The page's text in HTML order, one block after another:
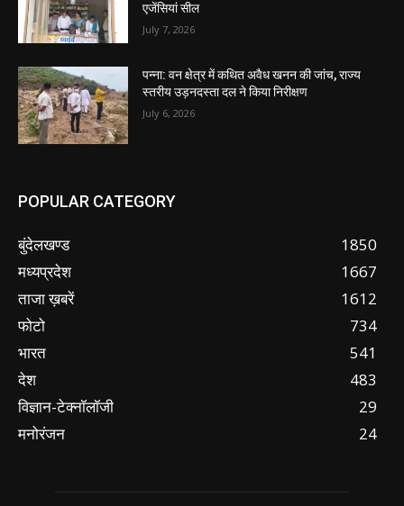
एजेंसियां सील
July 7, 2026
पन्ना: वन क्षेत्र में कथित अवैध खनन की जांच, राज्य
स्तरीय उड़नदस्ता दल ने किया निरीक्षण
July 6, 2026
POPULAR CATEGORY
बुंदेलखण्ड
1850
मध्यप्रदेश
1667
ताजा ख़बरें
1612
फोटो
734
भारत
541
देश
483
विज्ञान-टेक्नॉलॉजी
29
मनोरंजन
24